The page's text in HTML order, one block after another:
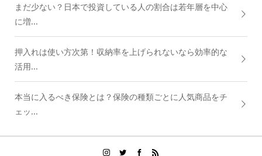
まだ少ない？日本で投資している人の割合は若年層を中心
に増...
押入れは使い方次第！収納率を上げられないなら効率的な
活用...
本当に入るべき保険とは？保険の種類ごとに人気商品をチ
ェッ...